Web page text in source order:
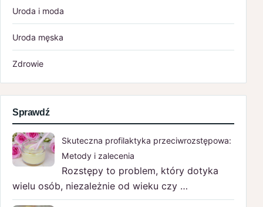
Uroda i moda
Uroda męska
Zdrowie
Sprawdź
Skuteczna profilaktyka przeciwrozstępowa:
Metody i zalecenia
Rozstępy to problem, który dotyka
wielu osób, niezależnie od wieku czy …